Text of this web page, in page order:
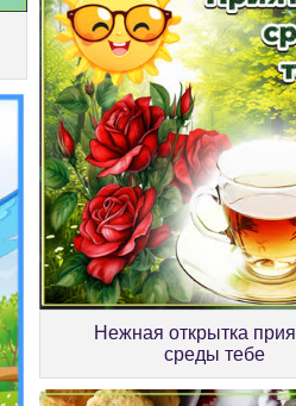
Нежная открытка
среды тебе